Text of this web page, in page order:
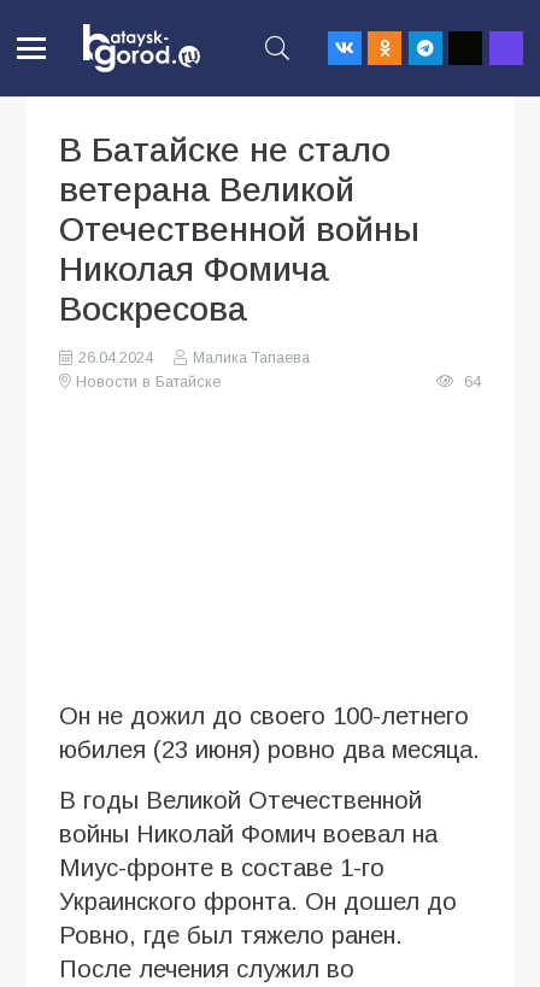
В Батайске не стало
ветерана Великой
Отечественной войны
Николая Фомича
Воскресова
26.04.2024
Малика Тапаева
Новости в Батайске
64
Он не дожил до своего 100-летнего
юбилея (23 июня) ровно два месяца.
В годы Великой Отечественной
войны Николай Фомич воевал на
Миус-фронте в составе 1-го
Украинского фронта. Он дошел до
Ровно, где был тяжело ранен.
После лечения служил во